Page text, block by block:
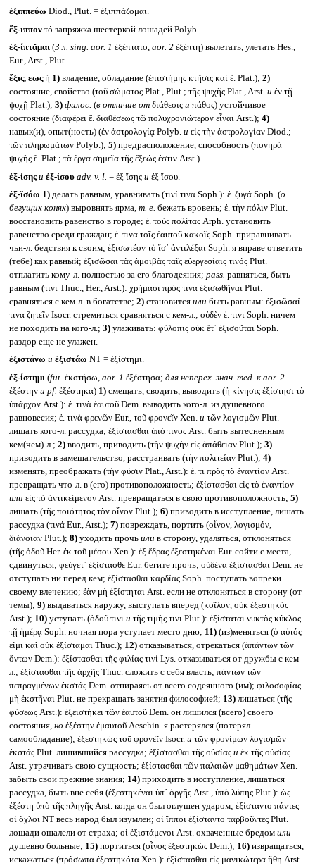
ἐξιππεύω Diod., Plut. = ἐξιππάζομαι.
ἕξ-ιππον τό запряжка шестеркой лошадей Polyb.
ἐξ-ίπτᾰμαι (3 л. sing. aor. 1 ἐξέπτατο, aor. 2ἐξέπτη) вылетать, улетать Hes.,
Eur., Arst., Plut.
ἕξις, εωςἡ 1)владение, обладание (ἐπιστήμης κτῆσις καὶ ἕ. Plat.); 2)
состояние, свойство (τοῦ σώματος Plat., Plut.; τῆς ψυχῆς Plat., Arst. и ἐν τῇ
ψυχῇ Plat.); 3) филос. (в отличие отδιάθεσις и πάθος) устойчивое
состояние (διαφέρει ἕ. διαθέσεως τῷ πολυχρονιώτερον εἶναι Arst.); 4)
навык(и), опыт(ность) (ἐν ἀστρολογίᾳ Polyb. и εἰς τὴν ἀστρολογίαν Diod.;
τῶν πληρωμάτων Polyb.); 5)предрасположение, способность (πονηρὰ
ψυχῆς ἕ. Plat.; τὰ ἔργα σημεῖα τῆς ἕξεώς ἐστιν Arst.).
ἐξ-ίσηςи ἐξ-ίσου adv. v. l. = ἐξ ἴσης и ἐξ ἴσου.
ἐξ-ῐσόω 1)делать равным, уравнивать (τινί τινα Soph.): ἐ. ζυγά Soph. (о
бегущих конях) выровнять ярма, т. е. бежать вровень; ἐ. τὴν πόλιν Plut.
восстановить равенство в городе; ἐ. τοὺς πολίτας Arph. установить
равенство среди граждан; ἐ. τινα τοῖς ἑαυτοῦ κακοῖς Soph. приравнивать
чьи-л. бедствия к своим; ἐξισωτέον τὸ ἴσ᾽ ἀντιλέξαι Soph. я вправе ответить
(тебе) как равный; ἐξισῶσαι τὰς ἀμοιβὰς ταῖς εὐεργεσίαις τινός Plut.
отплатить кому-л. полностью за его благодеяния; pass. равняться, быть
равным (τινι Thuc., Her., Arst.): χρήμασι πρός τινα ἐξισωθῆναι Plut.
сравняться с кем-л. в богатстве; 2)становится или быть равным: ἐξισῶσαί
τινα ζητεῖν Isocr. стремиться сравняться с кем-л.; οὐδὲν ἐ. τινι Soph. ничем
не походить на кого-л.; 3)улаживать: φύλοπις οὐκ ἔτ᾽ ἐξισοῦται Soph.
раздор еще не улажен.
ἐξιστάνω и ἐξιστάω NT = ἐξίστημι.
ἐξ-ίστημι (fut. ἐκστήσω, aor. 1 ἐξέστησα; для неперех. знач. med. к aor. 2
ἐξέστην и pf. ἐξέστηκα) 1)смещать, сводить, выводить (ἡ κίνησις ἐξίστησι τὸ
ὑπάρχον Arst.): ἐ. τινὰ ἑαυτοῦ Dem. выводить кого-л. из душевного
равновесия; ἐ. τινὰ φρενῶν Eur., τοῦ φρονεῖν Xen. и τῶν λογισμῶν Plut.
лишать кого-л. рассудка; ἐξίστασθαι ὑπό τινος Arst. быть вытесненным
кем(чем)-л.; 2)вводить, приводить (τὴν ψυχὴν εἰς ἀπάθειαν Plut.); 3)
приводить в замешательство, расстраивать (τὴν πολιτείαν Plut.); 4)
изменять, преображать (τὴν φύσιν Plat., Arst.): ἐ. τι πρὸς τὸ ἐναντίον Arst.
превращать что-л. в (его) противоположность; ἐξίστασθαι εἰς τὸ ἐναντίον
или εἰς τὸ ἀντικείμενον Arst. превращаться в свою противоположность; 5)
лишать (τῆς ποιότητος τὸν οἶνον Plut.); 6)приводить в исступление, лишать
рассудка (τινά Eur., Arst.); 7)повреждать, портить (οἶνον, λογισμόν,
διάνοιαν Plut.); 8)уходить прочь или в сторону, удаляться, отклоняться
(τῆς ὁδοῦ Her. ἐκ τοῦ μέσου Xen.): ἐξ ἕδρας ἐξεστηκέναι Eur. сойти с места,
сдвинуться; φεύγετ᾽ ἐξίστασθε Eur. бегите прочь; οὐδένα ἐξίστασθαι Dem. не
отступать ни перед кем; ἐξίστασθαι καρδίας Soph. поступать вопреки
своему влечению; ἐὰν μὴ ἐξίστηται Arst. если не отклоняться в сторону (от
темы); 9)выдаваться наружу, выступать вперед (κοῖλον, οὐκ ἐξεστηκός
Arst.); 10)уступать (ὁδοῦ τινι и τῆς τιμῆς τινι Plut.): ἐξίσταται νυκτὸς κύκλος
τῇ ἡμέρᾳ Soph. ночная пора уступает место дню; 11)(из)меняться (ὁ αὐτός
εἰμι καὶ οὐκ ἐξίσταμαι Thuc.); 12)отказываться, отрекаться (ἁπάντων τῶν
ὄντων Dem.): ἐξίστασθαι τῆς φιλίας τινί Lys. отказываться от дружбы с кем-
л.; ἐξίστασθαι τῆς ἀρχῆς Thuc. сложить с себя власть; πάντων τῶν
πεπραγμένων ἐκστάς Dem. отпираясь от всего содеянного (им); φιλοσοφίας
μὴ ἐκστῆναι Plut. не прекращать занятия философией; 13)лишаться (τῆς
φύσεως Arst.): ἐξειστήκει τῶν ἑαυτοῦ Dem. он лишился (всего) своего
состояния, но ἐξέστην ἐμαυτοῦ Aeschin. я растерялся (потерял
самообладание); ἐξεστηκὼς τοῦ φρονεῖν Isocr. и τῶν φρονίμων λογισμῶν
ἐκστάς Plut. лишившийся рассудка; ἐξίστασθαι τῆς οὐσίας и ἐκ τῆς οὐσίας
Arst. утрачивать свою сущность; ἐξίστασθαι τῶν παλαιῶν μαθημάτων Xen.
забыть свои прежние знания; 14)приходить в исступление, лишаться
рассудка, быть вне себя (ἐξεστηκέναι ὑπ᾽ ὀργῆς Arst., ὑπὸ λύπης Plut.): ὡς
ἐξέστη ὑπὸ τῆς πληγῆς Arst. когда он был оглушен ударом; ἐξίσταντο πάντες
οἱ ὄχλοι NT весь народ был изумлен; οἱ ἵπποι ἐξίσταντο ταρβοῦντες Plut.
лошади ошалели от страха; οἱ ἐξιστάμενοι Arst. охваченные бредом или
душевно больные; 15)портиться (οἶνος ἐξεστηκώς Dem.); 16)извращаться,
искажаться (πρόσωπα ἐξεστηκότα Xen.): ἐξίστασθαι εἰς μανικώτερα ἤθη Arst.